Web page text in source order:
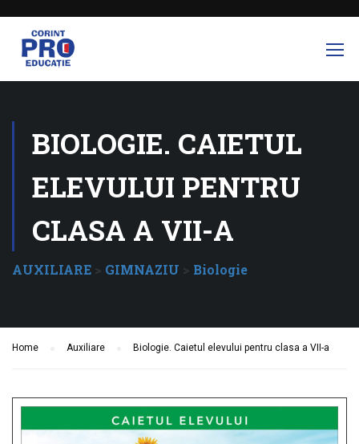
BIOLOGIE. CAIETUL
ELEVULUI PENTRU
CLASA A VII-A
AUXILIARE > GIMNAZIU > Biologie
Home Auxiliare Biologie. Caietul elevului pentru clasa a VII-a